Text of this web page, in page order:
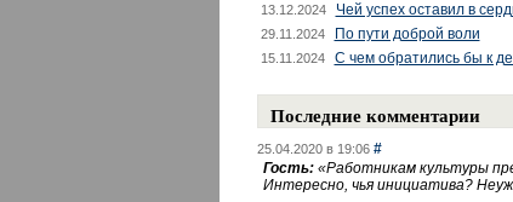
13.12.2024 Чей успех оставил в
29.11.2024 По пути доброй воли
15.11.2024 С чем обратились бы к
Последние комментарии
25.04.2020 в 19:06 #
Гость: «Работникам культуры
Интересно, чья инициатива?